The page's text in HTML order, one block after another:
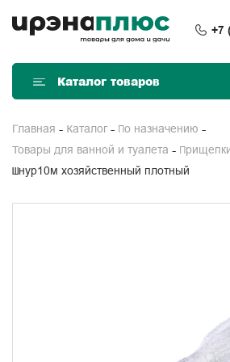
+7
Каталог товаров
Главная Каталог По назначению
Товары для ванной и туалета
Шнур10м хозяйственный плотный